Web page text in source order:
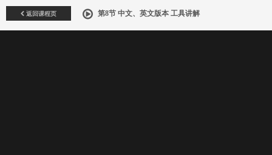
返回课程页 第8节 中文、英文版本 工具讲解